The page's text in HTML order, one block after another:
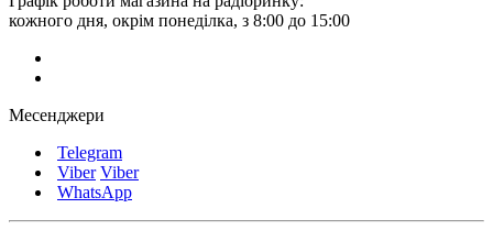
кожного дня, окрім понеділка, з 8:00 до 15:00
Месенджери
Telegram
Viber Viber
WhatsApp